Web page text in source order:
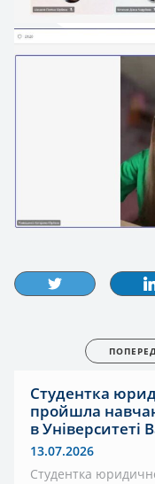
Студентка
пройшла
в Університеті
13.07.2026
Студентка